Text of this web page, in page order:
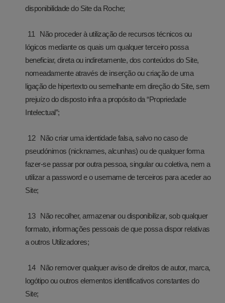
disponibilidade do Site da Roche;
Não proceder à utilização de recursos técnicos ou
lógicos mediante os quais um qualquer terceiro possa
beneficiar, direta ou indiretamente, dos conteúdos do Site,
nomeadamente através de inserção ou criação de uma
ligação de hipertexto ou semelhante em direção do Site, sem
prejuízo do disposto infra a propósito da “Propriedade
Intelectual”;
Não criar uma identidade falsa, salvo no caso de
pseudónimos (nicknames, alcunhas) ou de qualquer forma
fazer-se passar por outra pessoa, singular ou coletiva, nem a
utilizar a password e o username de terceiros para aceder ao
Site;
Não recolher, armazenar ou disponibilizar, sob qualquer
formato, informações pessoais de que possa dispor relativas
a outros Utilizadores;
Não remover qualquer aviso de direitos de autor, marca,
logótipo ou outros elementos identificativos constantes do
Site;